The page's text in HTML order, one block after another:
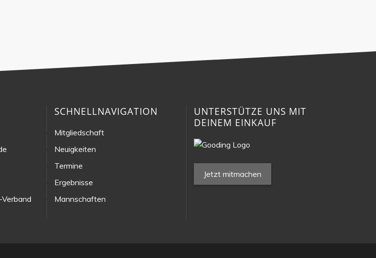
SCHNELLNAVIGATION
Mitgliedschaft
Neuigkeiten
Termine
Ergebnisse
Mannschaften
UNTERSTÜTZE UNS MIT
DEINEM EINKAUF
Jetzt mitmachen